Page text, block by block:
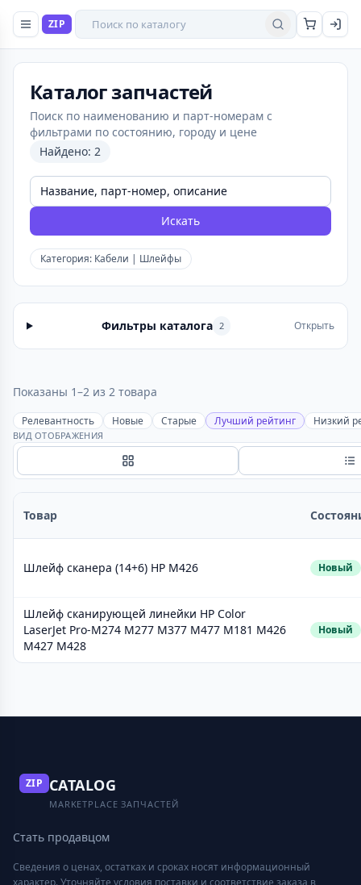
ZIP Поиск товаров
Найти
Каталог запчастей
Поиск по наименованию и парт-номерам с
фильтрами по состоянию, городу и цене
Найдено: 2
Искать
Категория: Кабели | Шлейфы
Фильтры каталога 2 Открыть
Показаны 1–2 из 2 товара
Релевантность Новые Старые Лучший рейтинг Низкий
ВИД ОТОБРАЖЕНИЯ
Сетка
Товар
Шлейф сканера (14+6) HP M426 Новый
Шлейф сканирующей линейки HP Сolor
LaserJet Pro-M274 M277 M377 M477 M181 M426
M427 M428
Новый
ZIP CATALOG
MARKETPLACE ЗАПЧАСТЕЙ
Стать продавцом
Сведения о ценах, остатках и сроках носят информационный
характер. Уточняйте условия поставки и соответствие заказа в